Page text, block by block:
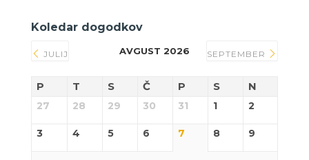
Koledar dogodkov
JULIJ AVGUST 2026 SEPTEMBER
P T S Č P S N
27 28 29 30 31 1 2
3 4 5 6 7 8 9